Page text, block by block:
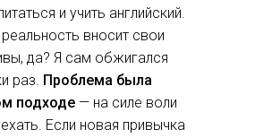
и учить английский.
вносит свои
да? Я сам обжигался
раз. Проблема была
подходе— на силе воли
Если новая привычка